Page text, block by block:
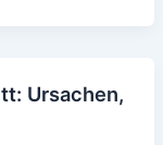
Ursachen,